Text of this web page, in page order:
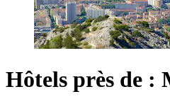
Hôtels près de :